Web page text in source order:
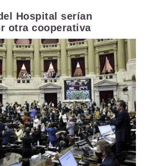
Hospital serían
otra cooperativa